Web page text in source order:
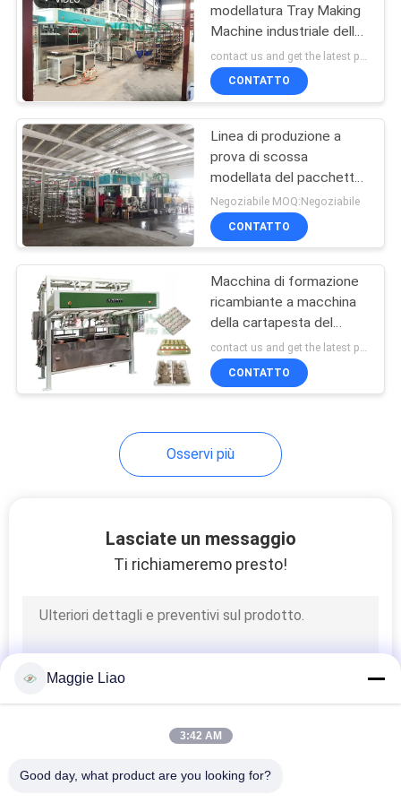
Macchine per
l'imballaggio della
pasta
50
macchina facendo
della carta targa
Attrezzature per
industriale di alta
gamma
Apparecchiature per
vassoi per la pasta
di imballaggio
industriale
modellatura Tray Making
Machine industriale della
prova di scossa
CONTATTO
Linea di produzione a
prova di scossa
modellata del pacchetto
della fibra macchina del
vassoio della polpa
Negoziabile MOQ:Negoziabile
CONTATTO
Macchina di formazione
ricambiante a macchina
della cartapesta del
vassoio residuo di
elettronica
contact us and get the latest price MOQ:Negoziabile
CONTATTO
Osservi più
Lasciate un messaggio
Ti richiameremo presto!
Maggie Liao
3:42 AM
Good day, what product are you looking for?